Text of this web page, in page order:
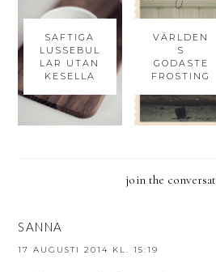
SAFTIGA
LUSSEBUL
LAR UTAN
KESELLA
VÄRLDEN
S
GODASTE
FROSTING
join the
SANNA
17 AUGUSTI 2014 KL. 15:19